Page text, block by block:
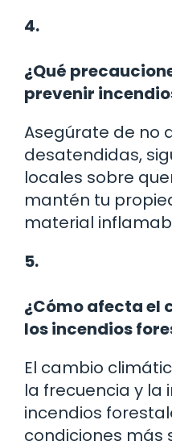
4.
¿Qué
prevenir
Asegúrate de no
desatendidas,
locales sobre
mantén tu
material
5.
¿Cómo afecta el
los incendios
El cambio
la frecuencia y la
incendios
condiciones más